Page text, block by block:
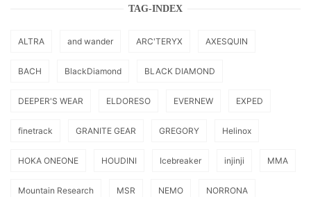
TAG-INDEX
ALTRA and wander ARC'TERYX AXESQUIN
BACH BlackDiamond BLACK DIAMOND
DEEPER'S WEAR ELDORESO EVERNEW EXPED
finetrack GRANITE GEAR GREGORY Helinox
HOKA ONEONE HOUDINI Icebreaker injinji MMA
Mountain Research MSR NEMO NORRONA